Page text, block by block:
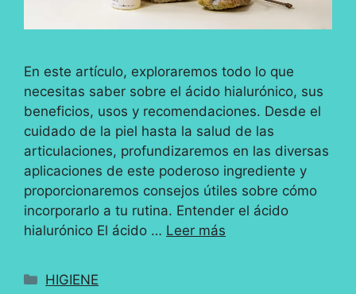
En este artículo, exploraremos todo lo que
necesitas saber sobre el ácido hialurónico, sus
beneficios, usos y recomendaciones. Desde el
cuidado de la piel hasta la salud de las
articulaciones, profundizaremos en las diversas
aplicaciones de este poderoso ingrediente y
proporcionaremos consejos útiles sobre cómo
incorporarlo a tu rutina. Entender el ácido
hialurónico El ácido … Leer más
Categorías
HIGIENE